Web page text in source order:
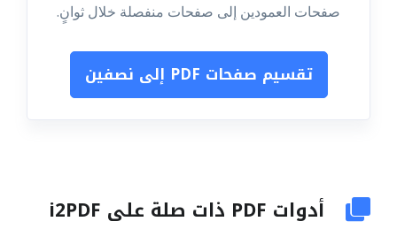
صفحات العمودين إلى صفحات منفصلة خلال ثوانٍ.
تقسيم صفحات PDF إلى نصفين
أدوات PDF ذات صلة على i2PDF